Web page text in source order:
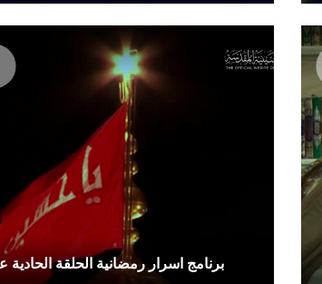
برنامج اسرار رمضانية الحلقة الحادية